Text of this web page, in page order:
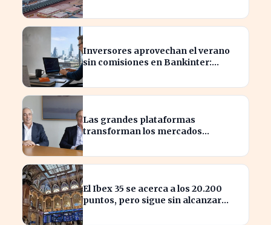
Inversores aprovechan el verano
sin comisiones en Bankinter:
internacional
Las grandes plataformas
transforman los mercados
competencia
El Ibex 35 se acerca a los 20.200
puntos, pero sigue sin alcanzar